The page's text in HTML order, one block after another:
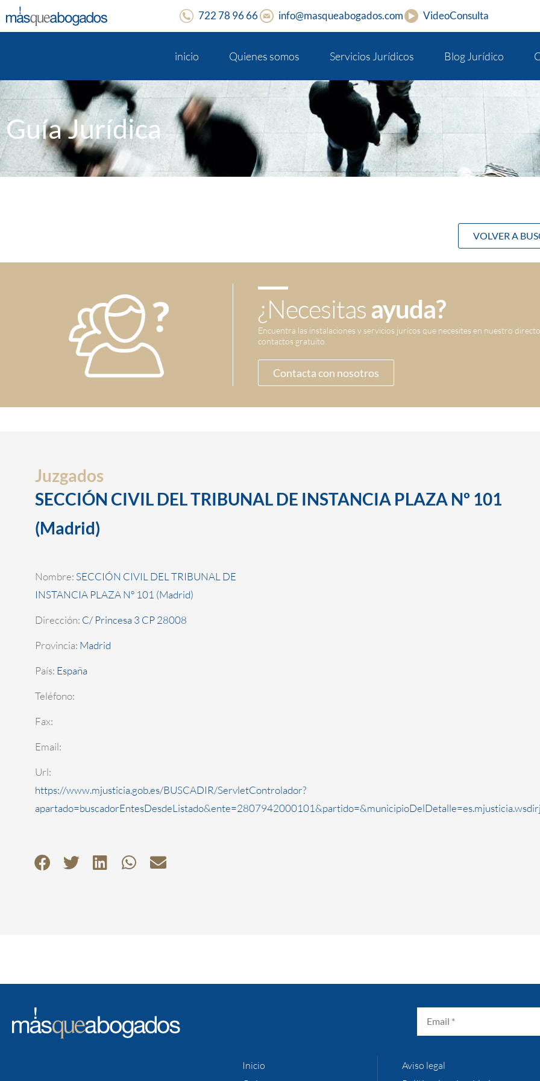
722 78 96 66 info@masqueabogados.com VideoConsulta
inicio Quienes somos Servicios Jurídicos Blog Jurídico
Guía Jurídica
VOLVER A
¿Necesitasayuda?
Encuentra las instalaciones y servicios jurícos que necesites en nuestro
contactos gratuito.
Contacta con nosotros
Juzgados
SECCIÓN CIVIL DEL TRIBUNAL DE INSTANCIA PLAZA Nº 101
(Madrid)
Nombre: SECCIÓN CIVIL DEL TRIBUNAL DE
INSTANCIA PLAZA Nº 101 (Madrid)
Dirección: C/ Princesa 3 CP 28008
Provincia: Madrid
País: España
Teléfono:
Fax:
Email:
Url:
https://www.mjusticia.gob.es/BUSCADIR/ServletControlador?
Inicio
Aviso legal